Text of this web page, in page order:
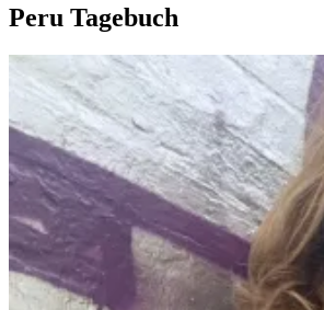
Peru Tagebuch